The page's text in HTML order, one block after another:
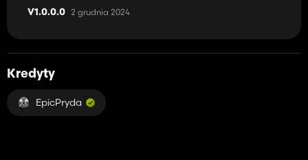
V1.0.0.0 2 grudnia 2024
Kredyty
EpicPryda